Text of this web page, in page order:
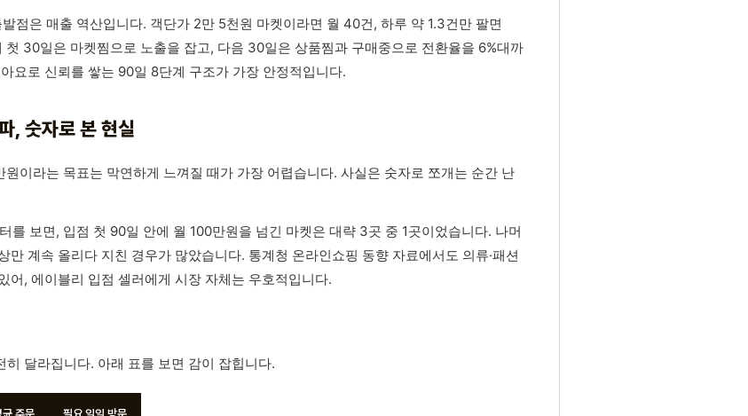
점은 매출 역산입니다. 객단가 2만 5천원 마켓이라면 월 40건, 하루 약 1.3건만 팔면
30일은 마켓찜으로 노출을 잡고, 다음 30일은 상품찜과 구매중으로 전환율을 6%대까
요로 신뢰를 쌓는 90일 8단계 구조가 가장 안정적입니다.
, 숫자로 본 현실
이라는 목표는 막연하게 느껴질 때가 가장 어렵습니다. 사실은 숫자로 쪼개는 순간 난
를 보면, 입점 첫 90일 안에 월 100만원을 넘긴 마켓은 대략 3곳 중 1곳이었습니다. 나머
만 계속 올리다 지친 경우가 많았습니다. 통계청 온라인쇼핑 동향 자료에서도 의류·패션
어, 에이블리 입점 셀러에게 시장 자체는 우호적입니다.
달라집니다. 아래 표를 보면 감이 잡힙니다.